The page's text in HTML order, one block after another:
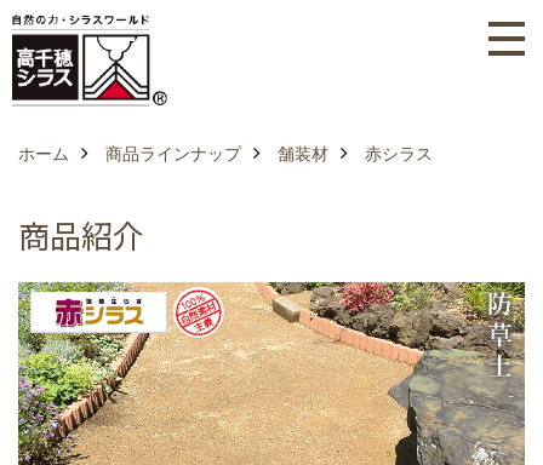
ホーム 商品ラインナップ 舗装材 赤シラス
商品紹介